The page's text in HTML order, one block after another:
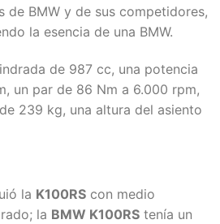
de BMW y de sus competidores,
la esencia de una BMW.
de 987 cc, una potencia
un par de 86 Nm a 6.000 rpm,
239 kg, una altura del asiento
la K100RS con medio
la BMW K100RS tenía un